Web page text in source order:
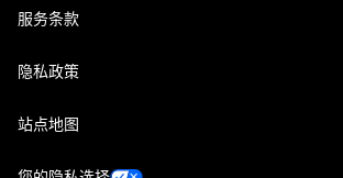
服务条款
隐私政策
站点地图